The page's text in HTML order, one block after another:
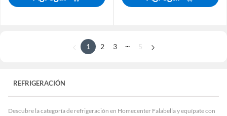
1 2 3 ... 5
REFRIGERACIÓN
Descubre la categoría de refrigeración en Homecenter Falabella y equípate con